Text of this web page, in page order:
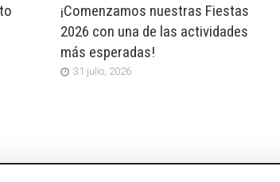
¡Comenzamos nuestras Fiestas
2026 con una de las actividades
más esperadas!
31 julio, 2026